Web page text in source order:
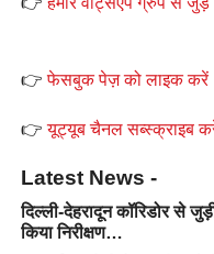
👉फेसबुक पेज़ को लाइक करें
👉यूट्यूब चैनल सब्स्क्राइब
Latest News -
दिल्ली-देहरादून कॉरिडोर से
किया निरीक्षण…